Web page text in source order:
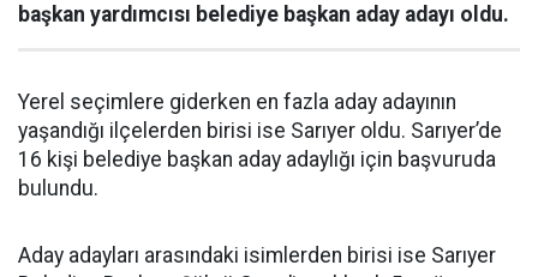
başkan yardımcısı belediye başkan aday adayı oldu.
Yerel seçimlere giderken en fazla aday adayının
yaşandığı ilçelerden birisi ise Sarıyer oldu. Sarıyer’de
16 kişi belediye başkan aday adaylığı için başvuruda
bulundu.
Aday adayları arasındaki isimlerden birisi ise Sarıyer